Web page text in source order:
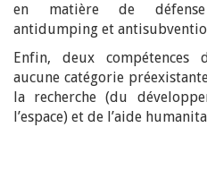
en matière de défense
antidumping et
Enfin, deux compétences
aucune catégorie
la recherche (du
l’espace) et de l’aide